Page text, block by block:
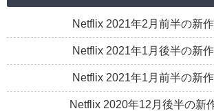
Netflix 2021年2月前半の新
Netflix 2021年1月後半の新
Netflix 2021年1月前半の新
Netflix 2020年12月後半の新